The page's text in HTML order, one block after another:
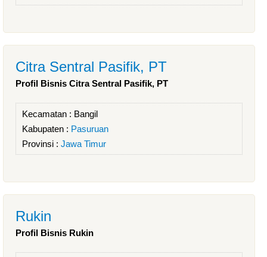
Citra Sentral Pasifik, PT
Profil Bisnis Citra Sentral Pasifik, PT
Kecamatan : Bangil
Kabupaten : Pasuruan
Provinsi : Jawa Timur
Rukin
Profil Bisnis Rukin